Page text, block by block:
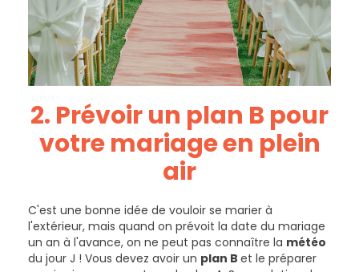
2. Prévoir un plan B pour
votremariage en plein
air
C'est une bonne idée de vouloir se marier à
l'extérieur, mais quand on prévoit la date du mariage
un an à l'avance, on ne peut pas connaître la météo
du jour J ! Vous devez avoir un plan B et le préparer